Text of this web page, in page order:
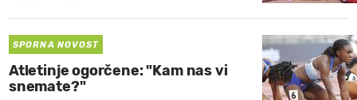
SPORNA NOVOST
Atletinje ogorčene: "Kam nas vi
snemate?"